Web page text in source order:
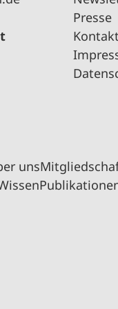
Presse
uns